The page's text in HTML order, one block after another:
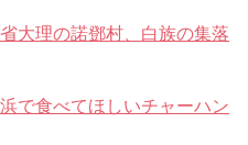
大理の諾鄧村、白族の集落
で食べてほしいチャーハン